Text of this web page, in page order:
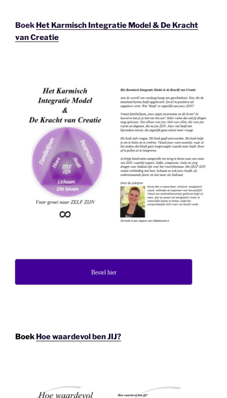
Boek Het Karmisch Integratie Model & De Kracht
van Creatie
Bestel hier
Boek Hoe waardevol ben JIJ?